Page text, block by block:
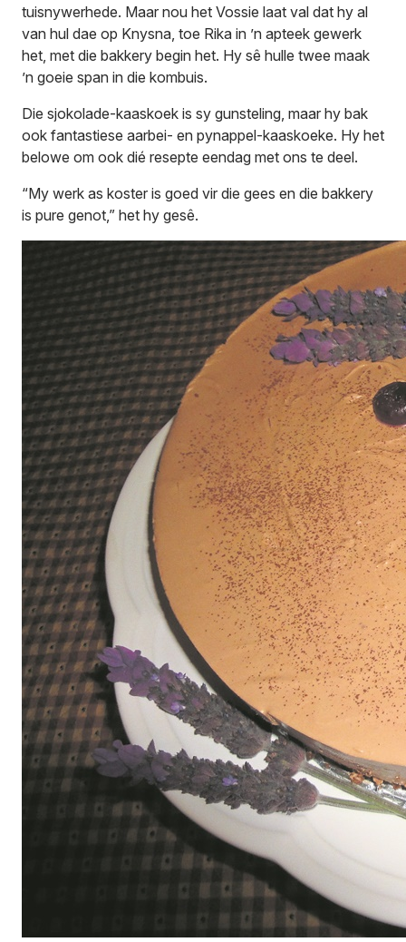
tuisnywerhede. Maar nou het Vossie laat val dat hy al
van hul dae op Knysna, toe Rika in ’n apteek gewerk
het, met die bakkery begin het. Hy sê hulle twee maak
’n goeie span in die kombuis.
Die sjokolade-kaaskoek is sy gunsteling, maar hy bak
ook fantastiese aarbei- en pynappel-kaaskoeke. Hy het
belowe om ook dié resepte eendag met ons te deel.
“My werk as koster is goed vir die gees en die bakkery
is pure genot,” het hy gesê.